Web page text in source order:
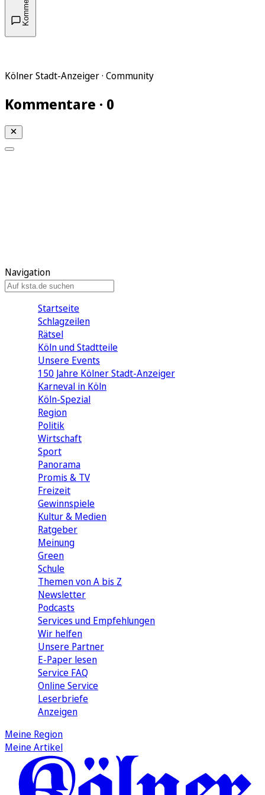
Kölner Stadt-Anzeiger · Community
Kommentare · 0
Navigation
Startseite
Schlagzeilen
Rätsel
Köln und Stadtteile
Unsere Events
150 Jahre Kölner Stadt-Anzeiger
Karneval in Köln
Köln-Spezial
Region
Politik
Wirtschaft
Sport
Panorama
Promis & TV
Freizeit
Gewinnspiele
Kultur & Medien
Ratgeber
Meinung
Green
Schule
Themen von A bis Z
Newsletter
Podcasts
Services und Empfehlungen
Wir helfen
Unsere Partner
E-Paper lesen
Service FAQ
Online Service
Leserbriefe
Anzeigen
Meine Region
Meine Artikel